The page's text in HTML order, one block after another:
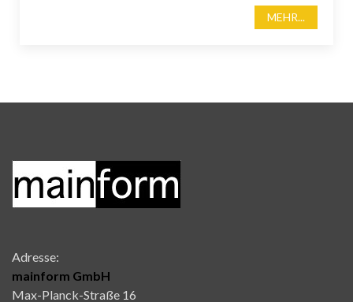
MEHR...
Adresse:
mainform GmbH
Max-Planck-Straße 16